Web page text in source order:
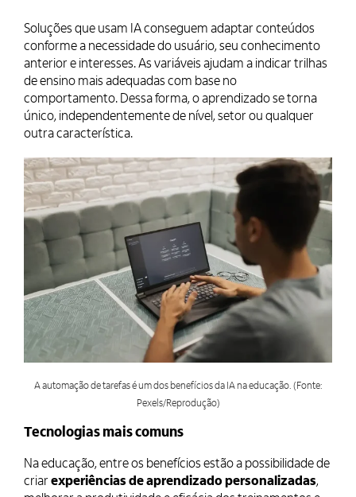
Soluções que usam IA conseguem adaptar conteúdos
conforme a necessidade do usuário, seu conhecimento
anterior e interesses. As variáveis ajudam a indicar trilhas
de ensino mais adequadas com base no
comportamento. Dessa forma, o aprendizado se torna
único, independentemente de nível, setor ou qualquer
outra característica.
A automação de tarefas é um dos benefícios da IA na educação. (Fonte:
Pexels/Reprodução)
Tecnologias mais comuns
Na educação, entre os benefícios estão a possibilidade de
criar experiências de aprendizado personalizadas,